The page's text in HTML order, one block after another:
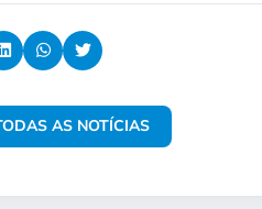
AS NOTÍCIAS